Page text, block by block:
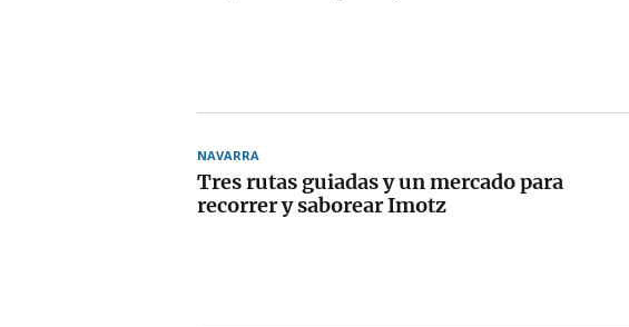
NAVARRA
Tres rutas guiadas y un mercado para
recorrer y saborear Imotz